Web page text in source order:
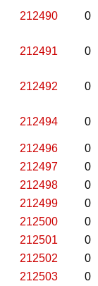
212490 0
212491 0
212492 0
212494 0
212496
0
212497
0
212498
0
212499
0
212500
0
212501
0
212502
0
212503
0